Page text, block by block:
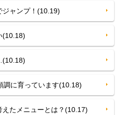
ャンプ！(10.19)
に育っています(10.18)
たメニューとは？(10.17)